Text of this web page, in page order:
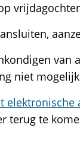
van
niet
elektronische
terug te